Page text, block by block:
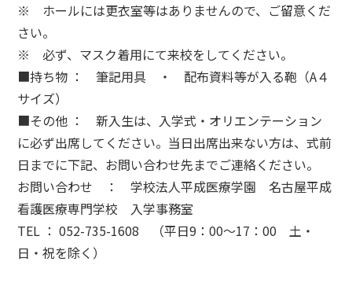
※ ホールには更衣室等はありませんので、ご留意くだ
さい。
※ 必ず、マスク着用にて来校をしてください。
■持ち物 ： 筆記用具 ・ 配布資料等が入る鞄（A４
サイズ）
■その他 ： 新入生は、入学式・オリエンテーション
に必ず出席してください。当日出席出来ない方は、式前
日までに下記、お問い合わせ先までご連絡ください。
お問い合わせ ： 学校法人平成医療学園 名古屋平成
看護医療専門学校 入学事務室
TEL ： 052-735-1608 （平日9：00～17：00 土・
日・祝を除く）